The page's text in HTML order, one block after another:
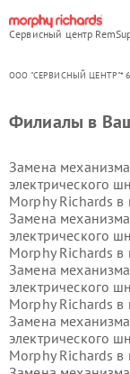
Сервисный центр
ООО "СЕРВИСНЫЙ ЦЕНТР"*
Филиалы в
Замена
электрического
Morphy Richards в
Замена
электрического
Morphy Richards в
Замена
электрического
Morphy Richards в
Замена
электрического
Morphy Richards в